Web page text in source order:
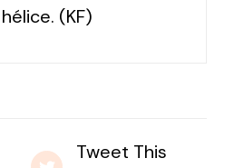
(KF)
Tweet This